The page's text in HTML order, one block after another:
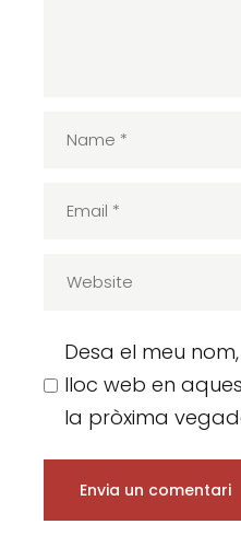
Desa el meu
lloc web en
la pròxima
Envia un comentari